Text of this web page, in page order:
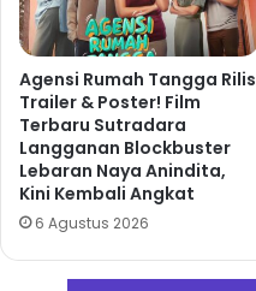
Agensi Rumah Tangga Rilis
Trailer & Poster! Film
Terbaru Sutradara
Langganan Blockbuster
Lebaran Naya Anindita,
Kini Kembali Angkat
6 Agustus 2026